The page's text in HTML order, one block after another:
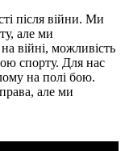
після війни. Ми
але ми
війні, можливість
спорту. Для нас
на полі бою.
але ми